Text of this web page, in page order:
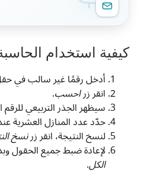
كيفية استخدام
أدخل رقمًا غير سالب في
انقر زراحسب.
سيظهر الجذر التربيعي
حدّد عدد المنازل العشرية عند
لنسخ النتيجة، انقر زرنسخ
لإعادة ضبط جميع الحقول
الكل.